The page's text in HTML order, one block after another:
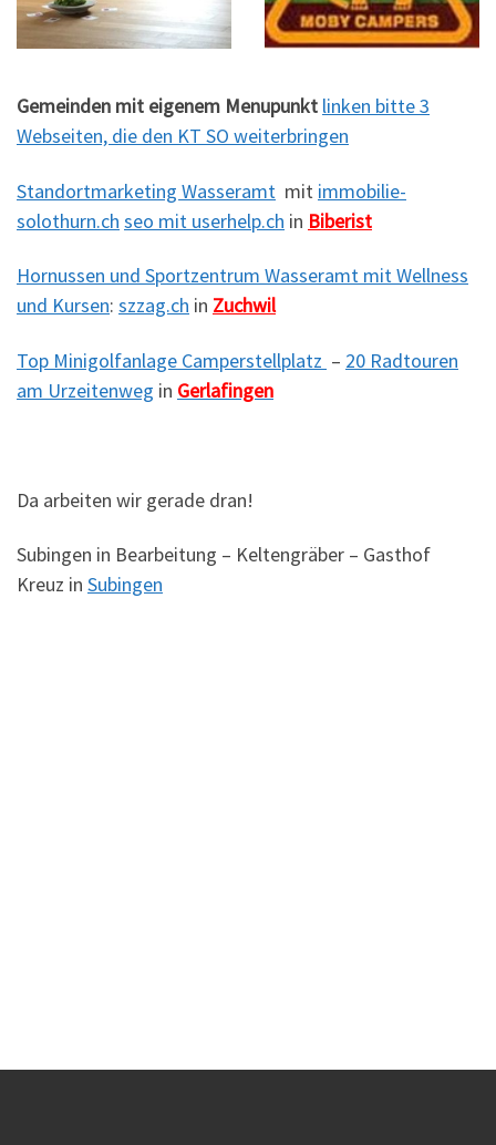
Gemeinden mit eigenem Menupunkt linken bitte 3
Webseiten, die den KT SO weiterbringen
Standortmarketing Wasseramt mit immobilie-
solothurn.ch seo mit userhelp.ch in Biberist
Hornussen und Sportzentrum Wasseramt mit Wellness
und Kursen: szzag.ch in Zuchwil
Top Minigolfanlage Camperstellplatz – 20 Radtouren
am Urzeitenweg in Gerlafingen
Da arbeiten wir gerade dran!
Subingen in Bearbeitung – Keltengräber – Gasthof
Kreuz in Subingen